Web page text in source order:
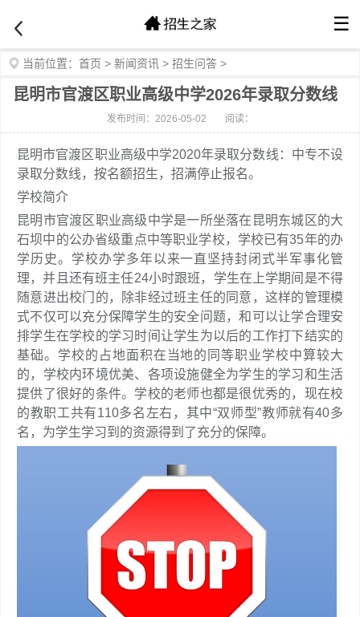
☰
当前位置： 首页 > 新闻资讯 > 招生问答 >
昆明市官渡区职业高级中学2026年录取分数线
发布时间：2026-05-02 阅读：
昆明市官渡区职业高级中学2020年录取分数线：中专不设
录取分数线，按名额招生，招满停止报名。
学校简介
昆明市官渡区职业高级中学是一所坐落在昆明东城区的大
石坝中的公办省级重点中等职业学校，学校已有35年的办
学历史。学校办学多年以来一直坚持封闭式半军事化管
理，并且还有班主任24小时跟班，学生在上学期间是不得
随意进出校门的，除非经过班主任的同意，这样的管理模
式不仅可以充分保障学生的安全问题，和可以让学合理安
排学生在学校的学习时间让学生为以后的工作打下结实的
基础。学校的占地面积在当地的同等职业学校中算较大
的，学校内环境优美、各项设施健全为学生的学习和生活
提供了很好的条件。学校的老师也都是很优秀的，现在校
的教职工共有110多名左右，其中“双师型”教师就有40多
名，为学生学习到的资源得到了充分的保障。